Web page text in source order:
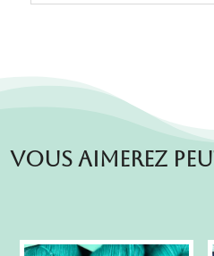
Vous aimerez